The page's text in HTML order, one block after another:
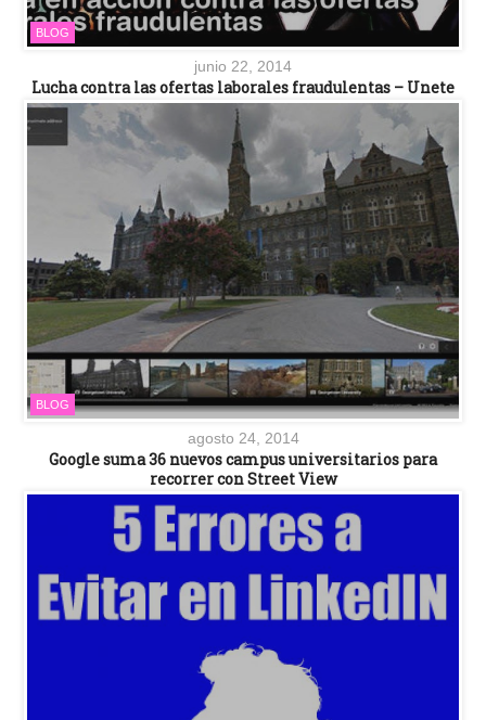
BLOG
junio 22, 2014
Lucha contra las ofertas laborales fraudulentas – Unete
BLOG
agosto 24, 2014
Google suma 36 nuevos campus universitarios para
recorrer con Street View